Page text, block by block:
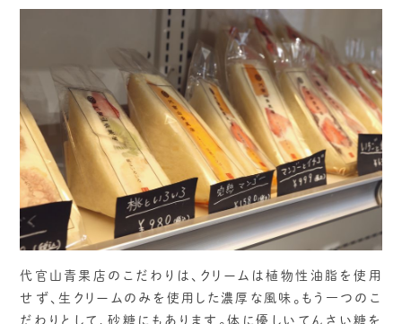
代官山青果店のこだわりは、クリームは植物性油脂を使用
せず、生クリームのみを使用した濃厚な風味。もう一つのこ
だわりとして、砂糖にもあります。体に優しいてんさい糖を